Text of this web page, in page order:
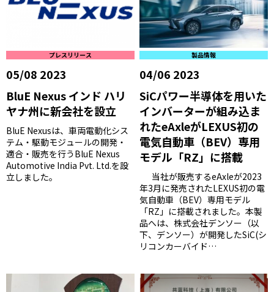
05/08 2023
プレスリリース
BluE Nexus インド ハリ
ヤナ州に新会社を設立
BluE Nexusは、車両電動化シス
テム・駆動モジュールの開発・
適合・販売を行うBluE Nexus
Automotive India Pvt. Ltd.を設
立しました。
04/06 2023
製品情報
SiCパワー半導体を用いた
インバーターが組み込ま
れたeAxleがLEXUS初の
電気自動車（BEV）専用
モデル「RZ」に搭載
当社が販売するeAxleが2023
年3月に発売されたLEXUS初の電
気自動車（BEV）専用モデル
「RZ」に搭載されました。本製
品へは、株式会社デンソー（以
下、デンソー）が開発したSiC(シ
リコンカーバイド…